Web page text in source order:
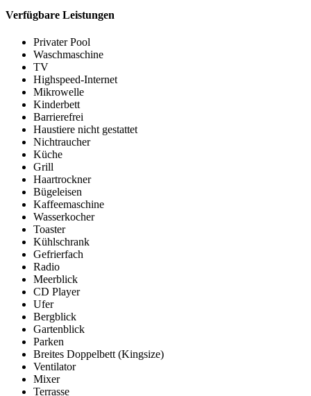
Verfügbare Leistungen
Privater Pool
Waschmaschine
TV
Highspeed-Internet
Mikrowelle
Kinderbett
Barrierefrei
Haustiere nicht gestattet
Nichtraucher
Küche
Grill
Haartrockner
Bügeleisen
Kaffeemaschine
Wasserkocher
Toaster
Kühlschrank
Gefrierfach
Radio
Meerblick
CD Player
Ufer
Bergblick
Gartenblick
Parken
Breites Doppelbett (Kingsize)
Ventilator
Mixer
Terrasse